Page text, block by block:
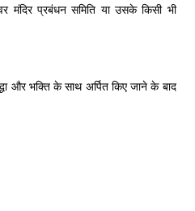
मंदिर प्रबंधन समिति या उसके किसी भी
और भक्ति के साथ अर्पित किए जाने के बाद